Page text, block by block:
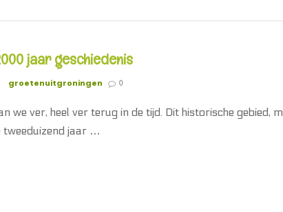
jaar geschiedenis
groetenuitgroningen 0
we ver, heel ver terug in de tijd. Dit historische gebied,
tweeduizend jaar …